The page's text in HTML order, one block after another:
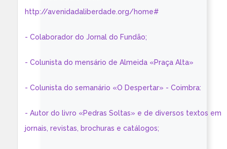
http://avenidadaliberdade.org/home#
- Colaborador do Jornal do Fundão;
- Colunista do mensário de Almeida «Praça Alta»
- Colunista do semanário «O Despertar» - Coimbra:
- Autor do livro «Pedras Soltas» e de diversos textos em
jornais, revistas, brochuras e catálogos;